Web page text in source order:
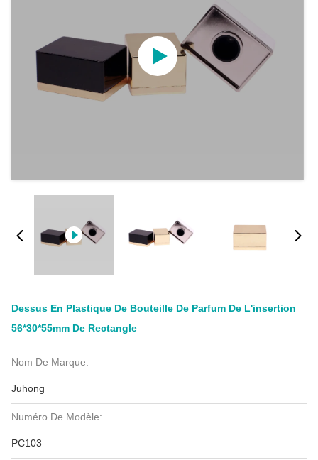
Dessus En Plastique De Bouteille De Parfum De L'insertion
56*30*55mm De Rectangle
Nom De Marque:
Juhong
Numéro De Modèle:
PC103